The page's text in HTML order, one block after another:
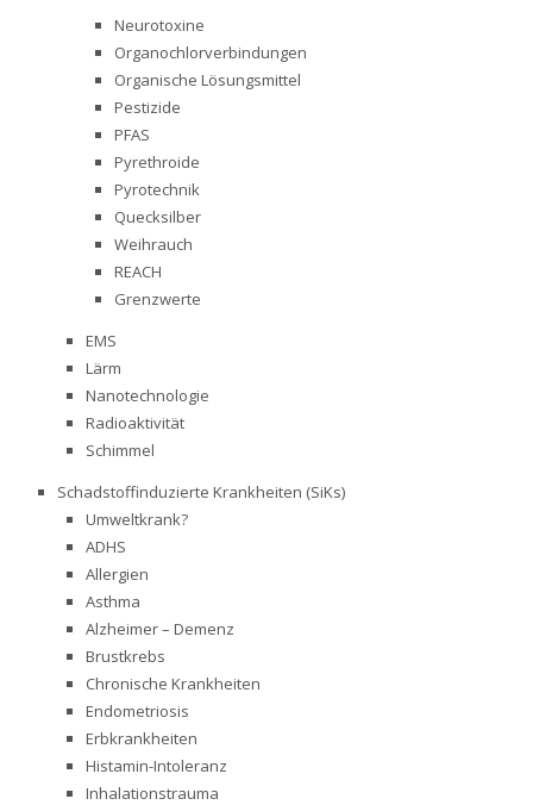
Neurotoxine
Organochlorverbindungen
Organische Lösungsmittel
Pestizide
PFAS
Pyrethroide
Pyrotechnik
Quecksilber
Weihrauch
REACH
Grenzwerte
EMS
Lärm
Nanotechnologie
Radioaktivität
Schimmel
Schadstoffinduzierte Krankheiten (SiKs)
Umweltkrank?
ADHS
Allergien
Asthma
Alzheimer – Demenz
Brustkrebs
Chronische Krankheiten
Endometriosis
Erbkrankheiten
Histamin-Intoleranz
Inhalationstrauma